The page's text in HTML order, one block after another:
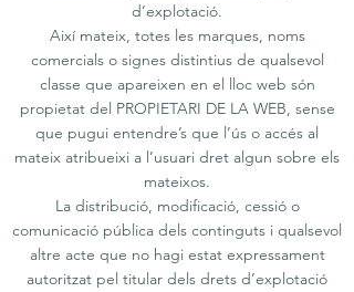
d’explotació.
Així mateix, totes les marques, noms
comercials o signes distintius de qualsevol
classe que apareixen en el lloc web són
propietat del PROPIETARI DE LA WEB, sense
que pugui entendre’s que l’ús o accés al
mateix atribueixi a l’usuari dret algun sobre els
mateixos.
La distribució, modificació, cessió o
comunicació pública dels continguts i qualsevol
altre acte que no hagi estat expressament
autoritzat pel titular dels drets d’explotació